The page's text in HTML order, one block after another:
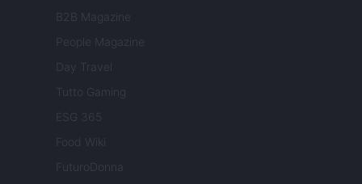
B2B Magazine
People Magazine
Day Travel
Tutto Gaming
ESG 365
Food Wiki
FuturoDonna